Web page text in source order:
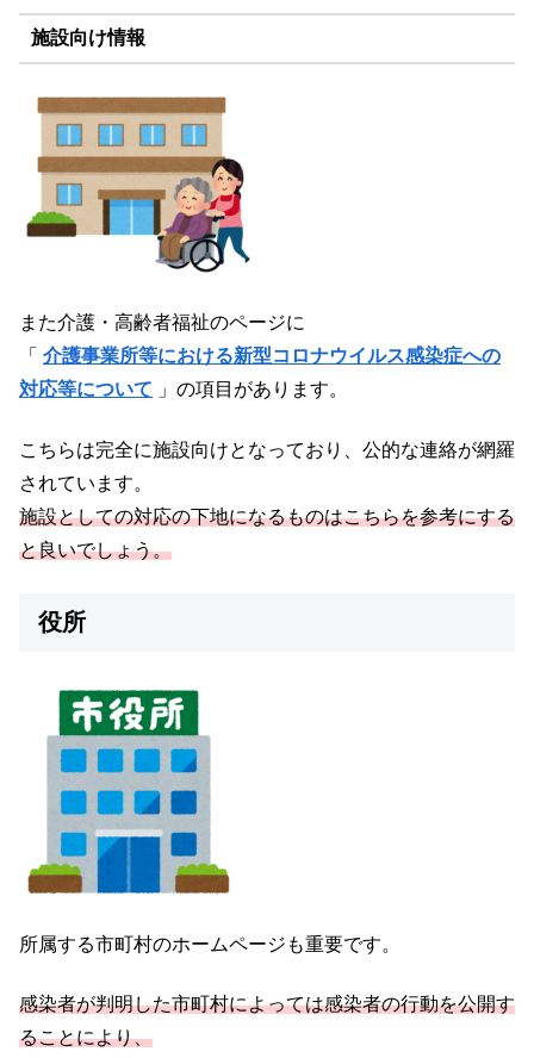
施設向け情報
また介護・高齢者福祉のページに
「 介護事業所等における新型コロナウイルス感染症への
対応等について 」の項目があります。
こちらは完全に施設向けとなっており、公的な連絡が網羅
されています。
施設としての対応の下地になるものはこちらを参考にする
と良いでしょう。
役所
所属する市町村のホームページも重要です。
感染者が判明した市町村によっては感染者の行動を公開す
ることにより、